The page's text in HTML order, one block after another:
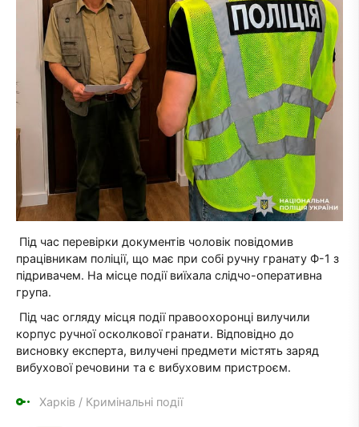
Під час перевірки документів чоловік повідомив
працівникам поліції, що має при собі ручну гранату Ф-1 з
підривачем. На місце події виїхала слідчо-оперативна
група.
Під час огляду місця події правоохоронці вилучили
корпус ручної осколкової гранати. Відповідно до
висновку експерта, вилучені предмети містять заряд
вибухової речовини та є вибуховим пристроєм.
Харків / Кримінальні події